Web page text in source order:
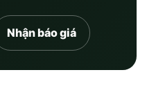
Nhận báo giá